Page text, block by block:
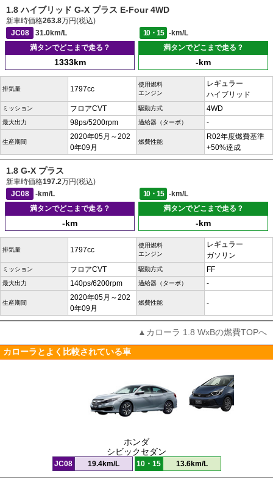
1.8 ハイブリッド G-X プラス E-Four 4WD
新車時価格263.8万円(税込)
JC08
31.0km/L 10・15
-km/L
満タンでどこまで走る？
1333km
満タンでどこまで走る？
-km
排気量 1797cc
使用燃料
エンジン
レギュラー
ハイブリッド
ミッション フロアCVT 駆動方式 4WD
最大出力 98ps/5200rpm 過給器（ターボ） -
生産期間
2020年05月～202
0年09月
燃費性能
R02年度燃費基準
+50%達成
1.8 G-X プラス
新車時価格197.2万円(税込)
JC08
-km/L 10・15
-km/L
満タンでどこまで走る？
-km
満タンでどこまで走る？
-km
排気量 1797cc
使用燃料
エンジン
レギュラー
ガソリン
ミッション フロアCVT 駆動方式 FF
最大出力 140ps/6200rpm 過給器（ターボ） -
生産期間
2020年05月～202
0年09月
燃費性能 -
▲カローラ 1.8 WxBの燃費TOPへ
カローラとよく比較されている車
ホンダ
シビックセダン
JC08 19.4km/L 10・15 13.6km/L